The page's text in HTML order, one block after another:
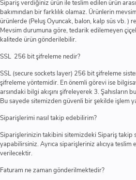
Sipariş verdiğiniz ürün ile teslim edilen ürün
bakımından bir farklılık olamaz. Ürünlerin
ürünlerde (Peluş Oyuncak, balon, kalp süs vb. )
Mevsim durumuna göre, tedarik edilemeyen
kalitede ürün gönderilebilir.
SSL 256 bit şifreleme nedir?
SSL (secure sockets layer) 256 bit şifreleme
şifreleme yöntemidir. En önemli görevi ise
arsındaki bilgi akışını şifreleyerek 3. Şahısların
Bu sayede sitemizden güvenli bir şekilde işlem
Siparişlerimi nasıl takip edebilirim?
Siparişlerinizin takibini sitemizdeki Sipariş takip
yapabilirsiniz. Ayrıca siparişleriniz alıcıya
verilecektir.
Faturam ne zaman gönderilmektedir?